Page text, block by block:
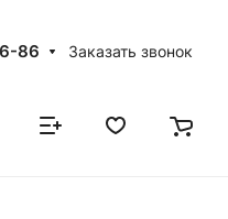
86 Заказать звонок